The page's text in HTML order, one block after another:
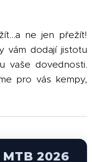
ne jen přežít!
vám dodají jistotu
vaše dovednosti.
pro vás kempy,
MTB 2026